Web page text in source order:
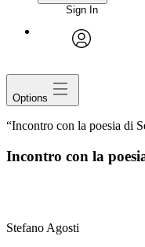
Sign In
Options
“Incontro con la poesia di
Incontro con la
Stefano Agosti